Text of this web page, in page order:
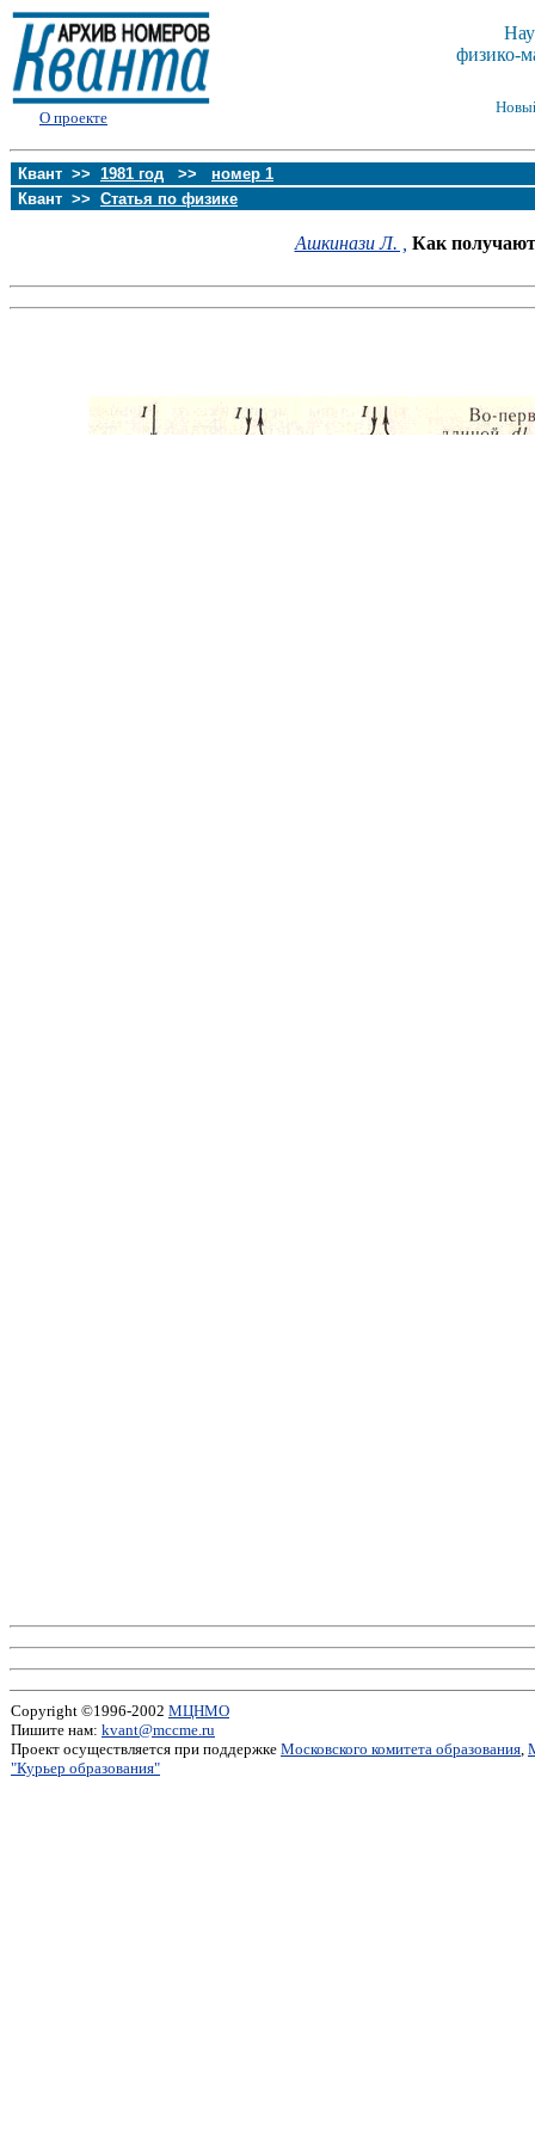
О проекте
физико-
Квант >> 1981 год >> номер 1
Квант >> Статья по физике
Ашкинази Л. , Как
Copyright ©1996-2002 МЦНМО
Пишите нам: kvant@mccme.ru
Проект осуществляется при поддержке Московского комитета образования,
"Курьер образования"